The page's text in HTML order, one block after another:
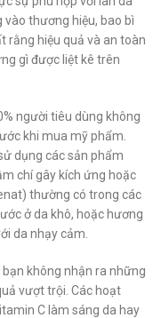
thương hiệu, bao bì
rằng hiệu quả và an toàn
gì được liệt kê trên
người tiêu dùng không
khi mua mỹ phẩm.
dụng các sản phẩm
chí gây kích ứng hoặc
thường có trong các
ở da khô, hoặc hương
da nhạy cảm.
không nhận ra những
vượt trội. Các hoạt
C làm sáng da hay